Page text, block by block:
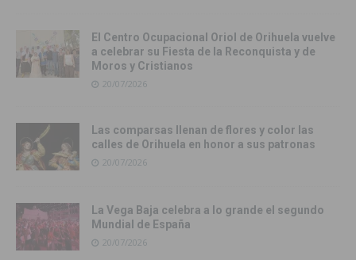
El Centro Ocupacional Oriol de Orihuela vuelve
a celebrar su Fiesta de la Reconquista y de
Moros y Cristianos
20/07/2026
Las comparsas llenan de flores y color las
calles de Orihuela en honor a sus patronas
20/07/2026
La Vega Baja celebra a lo grande el segundo
Mundial de España
20/07/2026